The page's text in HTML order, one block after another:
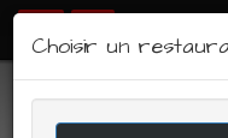
Choisir un